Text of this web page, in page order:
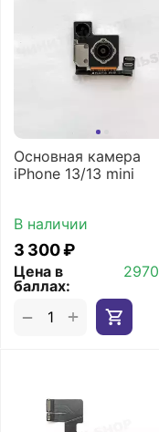
Основная камера
iPhone 13/13 mini
В наличии
3 300₽
Цена в
баллах:
2970
+
−